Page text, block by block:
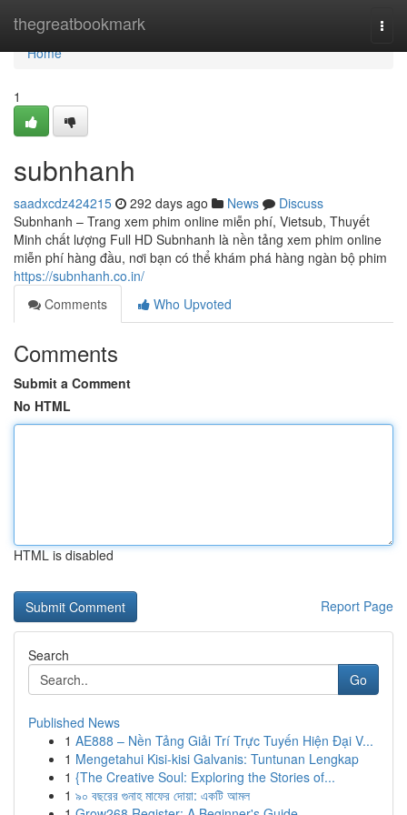
thegreatbookmark
Home
Home
1
subnhanh
saadxcdz424215 292 days ago News
Discuss
Subnhanh – Trang xem phim online miễn phí, Vietsub, Thuyết
Minh chất lượng Full HD Subnhanh là nền tảng xem phim online
miễn phí hàng đầu, nơi bạn có thể khám phá hàng ngàn bộ phim
https://subnhanh.co.in/
Comments
Who Upvoted
Comments
Submit a Comment
No HTML
HTML is disabled
Report Page
Search
Go
Published News
1 AE888 – Nền Tảng Giải Trí Trực Tuyến Hiện Đại V...
1 Mengetahui Kisi-kisi Galvanis: Tuntunan Lengkap
1 {The Creative Soul: Exploring the Stories of...
1 ৯০ বছরের গুনাহ মাফের দোয়া: একটি আমল